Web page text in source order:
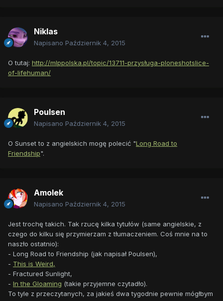
Niklas
Napisano Październik 4, 2015
O tutaj: http://mlppolska.pl/topic/13711-przysługa-ploneshotslice-
of-lifehuman/
Poulsen
Napisano Październik 4, 2015
O Sunset to z angielskich mogę polecić "Long Road to
Friendship".
Amolek
Napisano Październik 4, 2015
Jest trochę takich. Tak rzucę kilka tytułów (same angielskie, z
czego do kilku się przymierzam z tłumaczeniem. Coś mnie na to
naszło ostatnio):
- Long Road to Friendship (jak napisał Poulsen),
- This is Weird,
- Fractured Sunlight,
- In the Gloaming (takie przyjemne czytadło).
To tyle z przeczytanych, za jakieś dwa tygodnie pewnie mógłbym